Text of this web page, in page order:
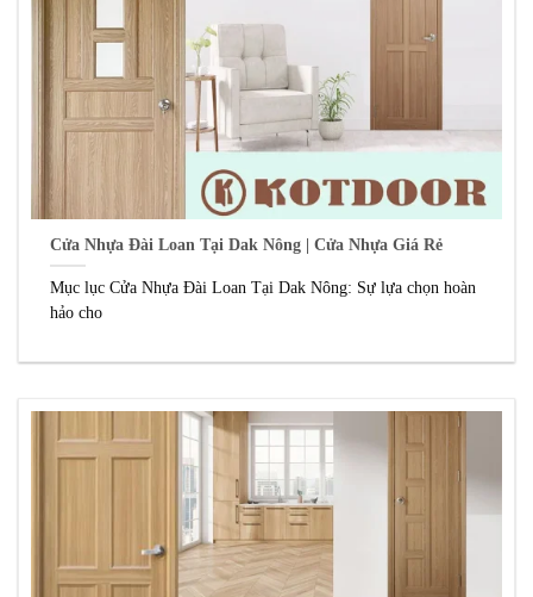
Cửa Nhựa Đài Loan Tại Dak Nông | Cửa Nhựa Giá Rẻ
Mục lục Cửa Nhựa Đài Loan Tại Dak Nông: Sự lựa chọn hoàn
hảo cho